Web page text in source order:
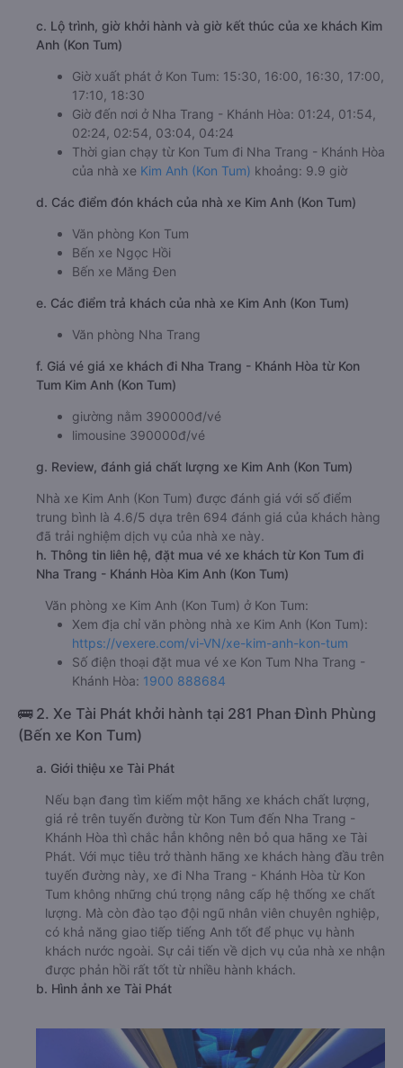
c. Lộ trình, giờ khởi hành và giờ kết thúc của xe khách Kim
Anh (Kon Tum)
Giờ xuất phát ở Kon Tum: 15:30, 16:00, 16:30, 17:00,
17:10, 18:30
Giờ đến nơi ở Nha Trang - Khánh Hòa: 01:24, 01:54,
02:24, 02:54, 03:04, 04:24
Thời gian chạy từ Kon Tum đi Nha Trang - Khánh Hòa
của nhà xe Kim Anh (Kon Tum) khoảng: 9.9 giờ
d. Các điểm đón khách của nhà xe Kim Anh (Kon Tum)
Văn phòng Kon Tum
Bến xe Ngọc Hồi
Bến xe Măng Đen
e. Các điểm trả khách của nhà xe Kim Anh (Kon Tum)
Văn phòng Nha Trang
f. Giá vé giá xe khách đi Nha Trang - Khánh Hòa từ Kon
Tum Kim Anh (Kon Tum)
giường nằm 390000đ/vé
limousine 390000đ/vé
g. Review, đánh giá chất lượng xe Kim Anh (Kon Tum)
Nhà xe Kim Anh (Kon Tum) được đánh giá với số điểm
trung bình là 4.6/5 dựa trên 694 đánh giá của khách hàng
đã trải nghiệm dịch vụ của nhà xe này.
h. Thông tin liên hệ, đặt mua vé xe khách từ Kon Tum đi
Nha Trang - Khánh Hòa Kim Anh (Kon Tum)
Văn phòng xe Kim Anh (Kon Tum) ở Kon Tum:
Xem địa chỉ văn phòng nhà xe Kim Anh (Kon Tum):
https://vexere.com/vi-VN/xe-kim-anh-kon-tum
Số điện thoại đặt mua vé xe Kon Tum Nha Trang -
Khánh Hòa: 1900 888684
🚌 2. Xe Tài Phát khởi hành tại 281 Phan Đình Phùng
(Bến xe Kon Tum)
a. Giới thiệu xe Tài Phát
Nếu bạn đang tìm kiếm một hãng xe khách chất lượng,
giá rẻ trên tuyến đường từ Kon Tum đến Nha Trang -
Khánh Hòa thì chắc hẳn không nên bỏ qua hãng xe Tài
Phát. Với mục tiêu trở thành hãng xe khách hàng đầu trên
tuyến đường này, xe đi Nha Trang - Khánh Hòa từ Kon
Tum không những chú trọng nâng cấp hệ thống xe chất
lượng. Mà còn đào tạo đội ngũ nhân viên chuyên nghiệp,
có khả năng giao tiếp tiếng Anh tốt để phục vụ hành
khách nước ngoài. Sự cải tiến về dịch vụ của nhà xe nhận
được phản hồi rất tốt từ nhiều hành khách.
b. Hình ảnh xe Tài Phát